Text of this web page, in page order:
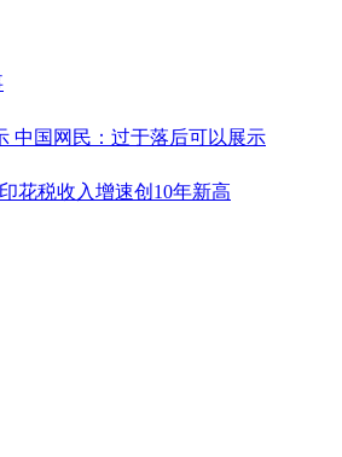
中国网民：过于落后可以展示
花税收入增速创10年新高